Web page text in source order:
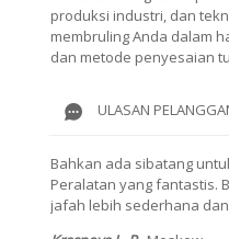
produksi industri, dan
membruling Anda dalam
dan metode penyesaian
ULASAN
Bahkan ada sibatang
Peralatan yang fantastis.
jafah lebih sederhana